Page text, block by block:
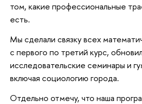
том, какие профессиональные
есть.
Мы сделали связку всех
с первого по третий курс,
исследовательские семинары и
включая социологию города.
Отдельно отмечу, что наша